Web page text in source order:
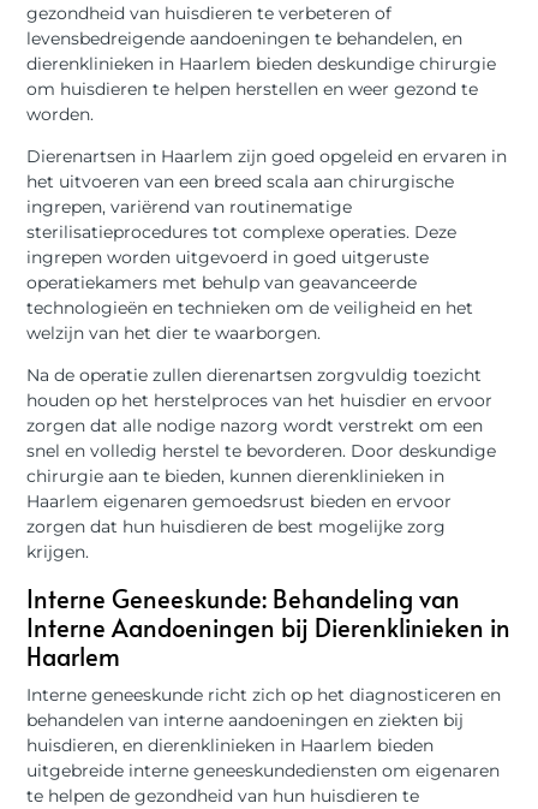
gezondheid van huisdieren te verbeteren of
levensbedreigende aandoeningen te behandelen, en
dierenklinieken in Haarlem bieden deskundige chirurgie
om huisdieren te helpen herstellen en weer gezond te
worden.
Dierenartsen in Haarlem zijn goed opgeleid en ervaren in
het uitvoeren van een breed scala aan chirurgische
ingrepen, variërend van routinematige
sterilisatieprocedures tot complexe operaties. Deze
ingrepen worden uitgevoerd in goed uitgeruste
operatiekamers met behulp van geavanceerde
technologieën en technieken om de veiligheid en het
welzijn van het dier te waarborgen.
Na de operatie zullen dierenartsen zorgvuldig toezicht
houden op het herstelproces van het huisdier en ervoor
zorgen dat alle nodige nazorg wordt verstrekt om een
snel en volledig herstel te bevorderen. Door deskundige
chirurgie aan te bieden, kunnen dierenklinieken in
Haarlem eigenaren gemoedsrust bieden en ervoor
zorgen dat hun huisdieren de best mogelijke zorg
krijgen.
Interne Geneeskunde: Behandeling van
Interne Aandoeningen bij Dierenklinieken in
Haarlem
Interne geneeskunde richt zich op het diagnosticeren en
behandelen van interne aandoeningen en ziekten bij
huisdieren, en dierenklinieken in Haarlem bieden
uitgebreide interne geneeskundediensten om eigenaren
te helpen de gezondheid van hun huisdieren te